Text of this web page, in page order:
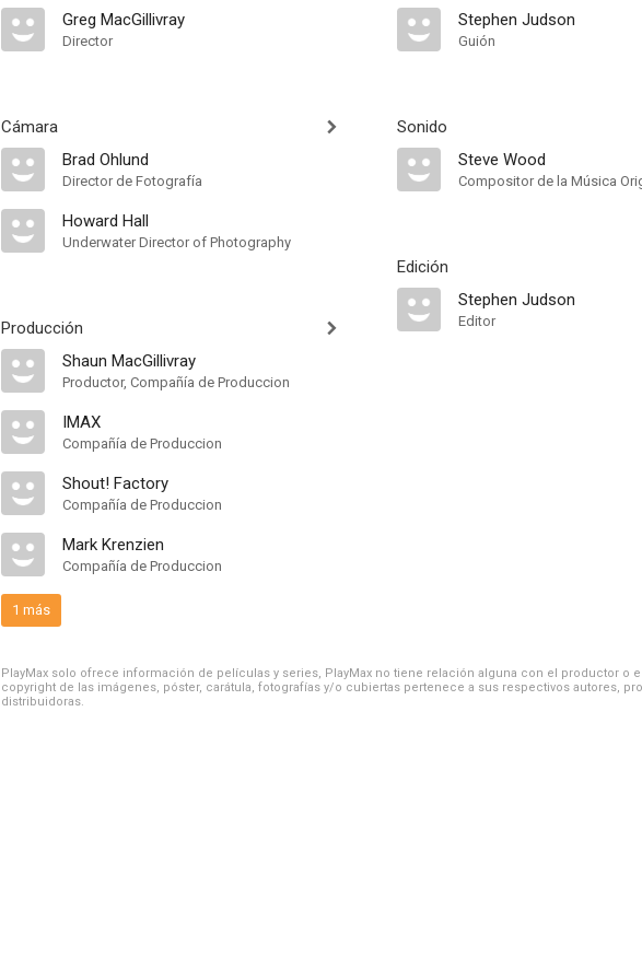
Greg MacGillivray
Director
Cámara
Brad Ohlund
Director de Fotografía
Howard Hall
Underwater Director of Photography
Producción
Shaun MacGillivray
Productor, Compañía de Produccion
IMAX
Compañía de Produccion
Shout! Factory
Compañía de Produccion
Mark Krenzien
Compañía de Produccion
1 más
Stephen Judson
Guión
Sonido
Steve Wood
Compositor de la Música
Edición
Stephen Judson
Editor
PlayMax solo ofrece información de películas y series, PlayMax no tiene relación alguna con el productor o
copyright de las imágenes, póster, carátula, fotografías y/o cubiertas pertenece a sus respectivos autores,
distribuidoras.